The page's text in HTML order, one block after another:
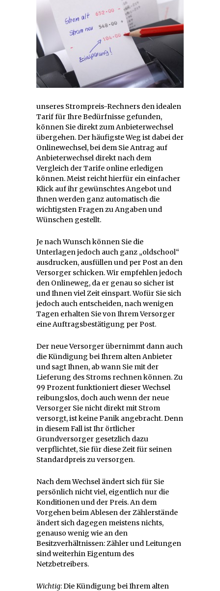
unseres Strompreis-Rechners den idealen
Tarif für Ihre Bedürfnisse gefunden,
können Sie direkt zum Anbieterwechsel
übergehen. Der häufigste Weg ist dabei der
Onlinewechsel, bei dem Sie Antrag auf
Anbieterwechsel direkt nach dem
Vergleich der Tarife online erledigen
können. Meist reicht hierfür ein einfacher
Klick auf ihr gewünschtes Angebot und
Ihnen werden ganz automatisch die
wichtigsten Fragen zu Angaben und
Wünschen gestellt.
Je nach Wunsch können Sie die
Unterlagen jedoch auch ganz „oldschool“
ausdrucken, ausfüllen und per Post an den
Versorger schicken. Wir empfehlen jedoch
den Onlineweg, da er genau so sicher ist
und Ihnen viel Zeit einspart. Wofür Sie sich
jedoch auch entscheiden, nach wenigen
Tagen erhalten Sie von Ihrem Versorger
eine Auftragsbestätigung per Post.
Der neue Versorger übernimmt dann auch
die Kündigung bei Ihrem alten Anbieter
und sagt Ihnen, ab wann Sie mit der
Lieferung des Stroms rechnen können. Zu
99 Prozent funktioniert dieser Wechsel
reibungslos, doch auch wenn der neue
Versorger Sie nicht direkt mit Strom
versorgt, ist keine Panik angebracht. Denn
in diesem Fall ist Ihr örtlicher
Grundversorger gesetzlich dazu
verpflichtet, Sie für diese Zeit für seinen
Standardpreis zu versorgen.
Nach dem Wechsel ändert sich für Sie
persönlich nicht viel, eigentlich nur die
Konditionen und der Preis. An dem
Vorgehen beim Ablesen der Zählerstände
ändert sich dagegen meistens nichts,
genauso wenig wie an den
Besitzverhältnissen: Zähler und Leitungen
sind weiterhin Eigentum des
Netzbetreibers.
Wichtig: Die Kündigung bei Ihrem alten